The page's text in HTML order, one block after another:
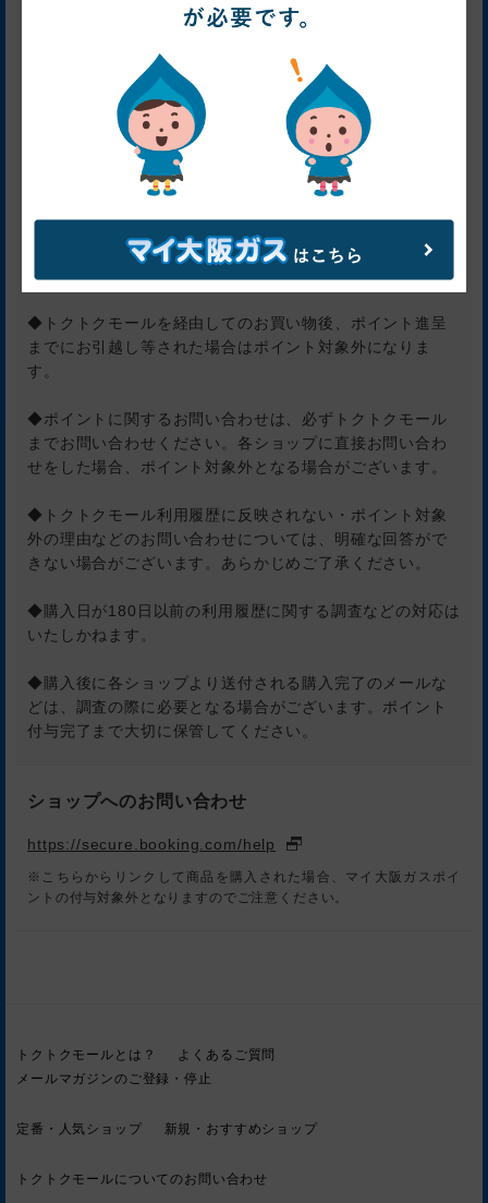
・WEB予約後、480日以内の宿泊完了
・複数回注文される場合は1回ずつトクトクモールを経由し
【ポイント付与対象外】
・ご注文の重複、虚偽、いたずら、登録不備、キャンセ
ル、クーリングオフ、不適切と判断された利用。
◆ショップページに遷移する直前のクリックが「トクトク
モール」でない場合、ポイント対象外になります。
※直前にトクトクモール各ショップ詳細ページの「このシ
ョップに移動する」ボタンをクリックしてください。
◆トクトクモールを経由してのお買い物後、ポイント進呈
までにお引越し等された場合はポイント対象外になりま
す。
◆ポイントに関するお問い合わせは、必ずトクトクモール
までお問い合わせください。各ショップに直接お問い合わ
せをした場合、ポイント対象外となる場合がございます。
◆トクトクモール利用履歴に反映されない・ポイント対象
外の理由などのお問い合わせについては、明確な回答がで
きない場合がございます。あらかじめご了承ください。
◆購入日が180日以前の利用履歴に関する調査などの対応は
いたしかねます。
◆購入後に各ショップより送付される購入完了のメールな
どは、調査の際に必要となる場合がございます。ポイント
付与完了まで大切に保管してください。
ショップへのお問い合わせ
https://secure.booking.com/help
※こちらからリンクして商品を購入された場合、マイ大阪ガスポイ
ントの付与対象外となりますのでご注意ください。
トクトクモールとは？
よくあるご質問
メールマガジンのご登録・停止
定番・人気ショップ 新規・おすすめショップ
トクトクモールについてのお問い合わせ